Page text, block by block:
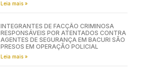
Leia mais »
INTEGRANTES DE FACÇÃO CRIMINOSA
RESPONSÁVEIS POR ATENTADOS CONTRA
AGENTES DE SEGURANÇA EM BACURI SÃO
PRESOS EM OPERAÇÃO POLICIAL
Leia mais »